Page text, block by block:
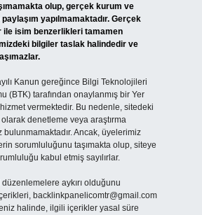
olup, gerçek kurum ve
yapılmamaktadır. Gerçek
ile isim benzerlikleri tamamen
bilgiler taslak halindedir ve
Kanun gereğince Bilgi Teknolojileri
(BTK) tarafından onaylanmış bir Yer
hizmet vermektedir. Bu nedenle, sitedeki
denetleme veya araştırma
Ancak, üyelerimiz
sorumluluğunu taşımakta olup, siteye
kabul etmiş sayılırlar.
aykırı olduğunu
backlinkpanelicomtr@gmail.com
halinde, ilgili içerikler yasal süre